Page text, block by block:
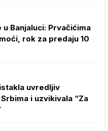
Banjaluci: Prvačićima
rok za predaju 10
uvredljiv
i uzvikivala “Za